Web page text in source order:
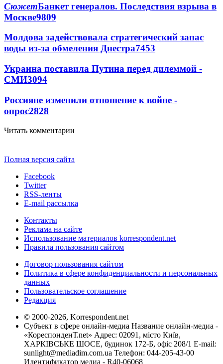
СюжетБанкет генералов. Последствия взрыва в
Москве9809
Молдова задействовала стратегический запас
воды из-за обмеления Днестра7453
Украина поставила Путина перед дилеммой -
СМИ3094
Россияне изменили отношение к войне -
опрос2828
Читать комментарии
Полная версия сайта
Facebook
Twitter
RSS-ленты
E-mail рассылка
Контакты
Реклама на сайте
Использование материалов korrespondent.net
Правила пользования сайтом
Договор пользования сайтом
Политика в сфере конфиденциальности и персональных
данных
Пользовательское соглашение
Редакция
© 2000-2026, Korrespondent.net
Субъект в сфере онлайн-медиа Название онлайн-медиа -
«КореспонденТ.net» Адрес: 02091, місто Київ,
ХАРКІВСЬКЕ ШОСЕ, будинок 172-Б, офіс 208/1 E-mail:
sunlight@mediadim.com.ua Телефон: 044-205-43-00
Идентификатор медиа - R40-06068